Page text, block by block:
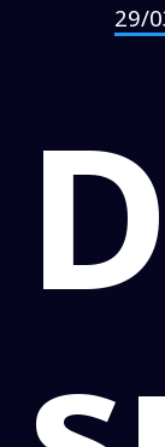
29/